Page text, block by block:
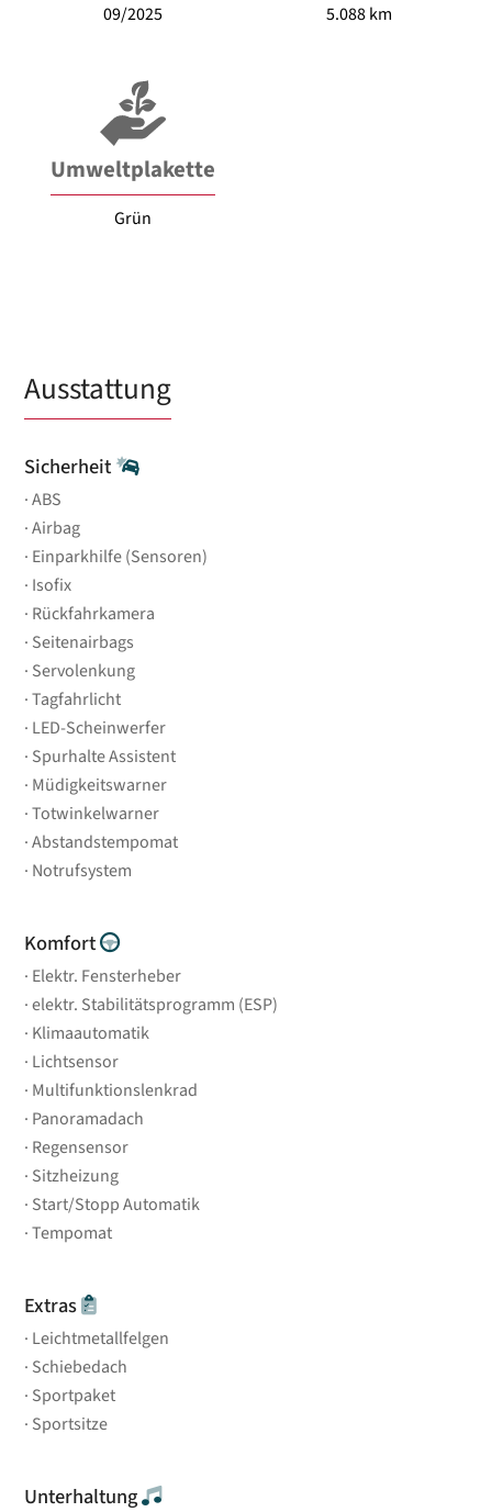
09/2025 5.088 km
Umweltplakette
Grün
Ausstattung
Sicherheit
ABS
Airbag
Einparkhilfe (Sensoren)
Isofix
Rückfahrkamera
Seitenairbags
Servolenkung
Tagfahrlicht
LED-Scheinwerfer
Spurhalte Assistent
Müdigkeitswarner
Totwinkelwarner
Abstandstempomat
Notrufsystem
Komfort
Elektr. Fensterheber
elektr. Stabilitätsprogramm (ESP)
Klimaautomatik
Lichtsensor
Multifunktionslenkrad
Panoramadach
Regensensor
Sitzheizung
Start/Stopp Automatik
Tempomat
Extras
Leichtmetallfelgen
Schiebedach
Sportpaket
Sportsitze
Unterhaltung